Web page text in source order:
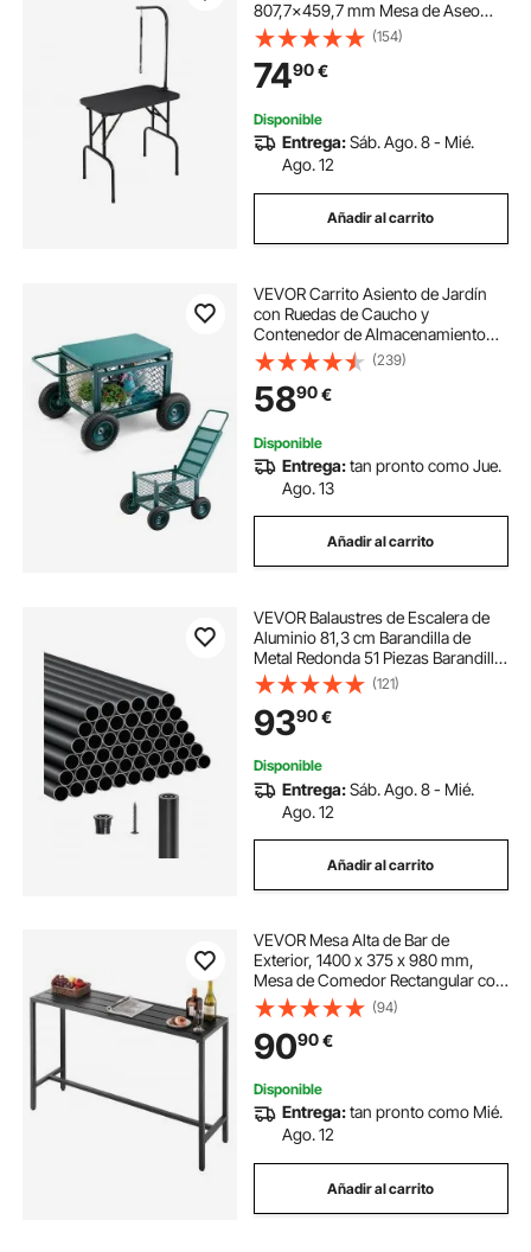
807,7x459,7 mm Mesa de Aseo
para Perros Capacidad de Carga de
99,8 kg Mesa de Peluquería para
Perros de Acero Inoxidable con 1
Pinza 1 Cuerda 1 Asa
(154)
7490€
Disponible
Entrega:Sáb. Ago. 8 - Mié.
Ago. 12
Añadir al carrito
VEVOR Carrito Asiento de Jardín
con Ruedas de Caucho y
Contenedor de Almacenamiento
Estructura Metálica Soporta hasta
181 kg Asiento Móvil para Trabajar
para Jardinería, Deshierbe,
Plantación
(239)
5890€
Disponible
Entrega:tan pronto como Jue.
Ago. 13
Añadir al carrito
VEVOR Balaustres de Escalera de
Aluminio 81,3 cm Barandilla de
Metal Redonda 51 Piezas Barandilla
Hueca para Terraza con Tapas de
Riel y Tornillos para Escaleras,
Porches, Patios, Balcón, Negro
(121)
9390€
Disponible
Entrega:Sáb. Ago. 8 - Mié.
Ago. 12
Añadir al carrito
VEVOR Mesa Alta de Bar de
Exterior, 1400 x 375 x 980 mm,
Mesa de Comedor Rectangular con
Tablero Impermeable y Estructura
de Metal Resistente, Mueble de
Jardín para Patio, Terraza, Piscina,
Negro
(94)
9090€
Disponible
Entrega:tan pronto como Mié.
Ago. 12
Añadir al carrito